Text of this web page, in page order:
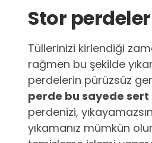
Stor
Tüllerinizi kirlendiği
rağmen bu şekilde
perdelerin pürüzsüz
perde bu sayede sert
perdenizi,
yıkamanız mümkün